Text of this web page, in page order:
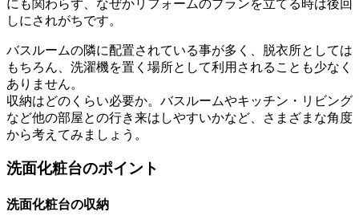
にも関わらず、なぜかリフォームのプランを立てる時は後回
しにされがちです。
バスルームの隣に配置されている事が多く、脱衣所としては
もちろん、洗濯機を置く場所として利用されることも少なく
ありません。
収納はどのくらい必要か。バスルームやキッチン・リビング
など他の部屋との行き来はしやすいかなど、さまざまな角度
から考えてみましょう。
洗面化粧台のポイント
洗面化粧台の収納